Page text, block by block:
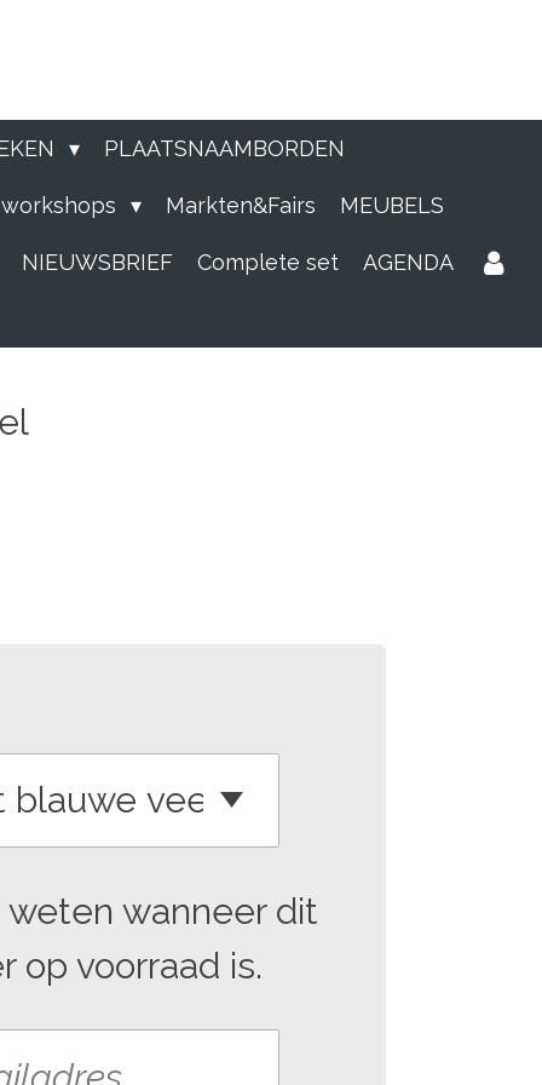
PLAATSNAAMBORDEN
Markten&Fairs MEUBELS
NIEUWSBRIEF Complete set AGENDA
wanneer dit
op voorraad is.